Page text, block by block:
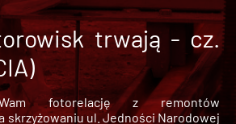
trwają - cz.
Wam fotorelację z remontów
skrzyżowaniu ul. Jedności Narodowej